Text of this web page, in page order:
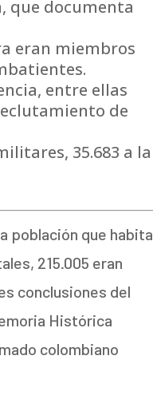
que documenta
eran miembros
entre ellas
de
35.683 a la
población que habita
215.005 eran
conclusiones del
Histórica
colombiano